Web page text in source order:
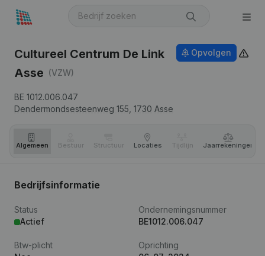
Cultureel Centrum De Link
Asse (VZW)
BE 1012.006.047
Dendermondsesteenweg 155, 1730 Asse
Opvolgen
Algemeen Bestuur Structuur Locaties Tijdlijn Jaar­rekeningen
Bedrijfsinformatie
Status
Actief
Ondernemingsnummer
BE1012.006.047
Btw-plicht
Oprichting